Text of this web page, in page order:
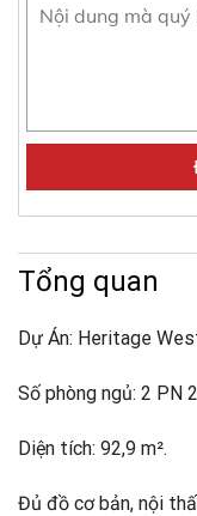
Tổng quan
Dự Án: Heritage
Số phòng ngủ: 2 PN
Diện tích: 92,9 m².
Đủ đồ cơ bản, nội